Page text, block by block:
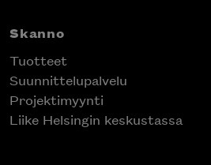
Skanno
Tuotteet
Suunnittelupalvelu
Projektimyynti
Liike Helsingin keskustassa